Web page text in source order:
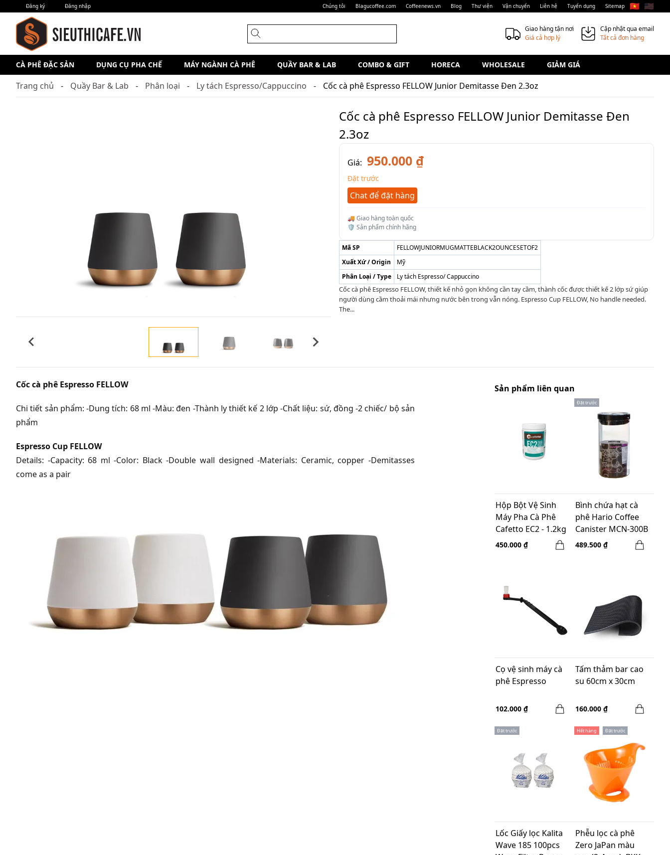
Đăng ký Đăng nhập Chúng tôi Blagucoffee.com Coffeenews.vn Blog Thư viện Vận chuyển Liên hệ Tuyển dụng Sitemap 🇻🇳 🇺🇸
Giao hàng tận nơi
Giá cả hợp lý
Cập nhật qua email
Tất cả đơn hàng
CÀ PHÊ ĐẶC SẢN DỤNG CỤ PHA CHẾ MÁY NGÀNH CÀ PHÊ QUẦY BAR & LAB COMBO & GIFT HORECA WHOLESALE GIẢM GIÁ
Trang chủ Quầy Bar & Lab Phân loại Ly tách Espresso/Cappuccino Cốc cà phê Espresso FELLOW Junior Demitasse Đen 2.3oz
Cốc cà phê Espresso FELLOW Junior Demitasse Đen
2.3oz
Giá: 950.000 ₫
Đặt trước
Chat để đặt hàng
🚚 Giao hàng toàn quốc
🛡️ Sản phẩm chính hãng
Mã SP
FELLOWJUNIORMUGMATTEBLACK2OUNCESETOF2
Xuất Xứ / Origin
Mỹ
Phân Loại / Type
Ly tách Espresso/ Cappuccino
Cốc cà phê Espresso FELLOW, thiết kế nhỏ gọn không cần tay cầm, thành cốc được thiết kế 2 lớp sứ giúp
người dùng cầm thoải mái nhưng nước bên trong vẫn nóng. Espresso Cup FELLOW, No handle needed.
The...
Cốc cà phê Espresso FELLOW
Chi tiết sản phẩm: -Dung tích: 68 ml -Màu: đen -Thành ly thiết kế 2 lớp -Chất liệu: sứ, đồng -2 chiếc/ bộ sản
phẩm
Espresso Cup FELLOW
Details: -Capacity: 68 ml -Color: Black -Double wall designed -Materials: Ceramic, copper -Demitasses
come as a pair
Sản phẩm liên quan
Hộp Bột Vệ Sinh
Máy Pha Cà Phê
Cafetto EC2 - 1.2kg
450.000 ₫
Đặt trước
Bình chứa hạt cà
phê Hario Coffee
Canister MCN-300B
Black 1000ml
489.500 ₫
Cọ vệ sinh máy cà
phê Espresso
102.000 ₫
Tấm thảm bar cao
su 60cm x 30cm
160.000 ₫
Đặt trước
Lốc Giấy lọc Kalita
Wave 185 100pcs
Hết hàng Đặt trước
Phễu lọc cà phê
Zero JaPan màu